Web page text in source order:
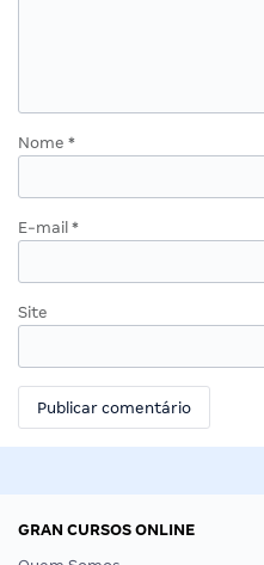
Nome *
E-mail *
Site
GRAN CURSOS ONLINE